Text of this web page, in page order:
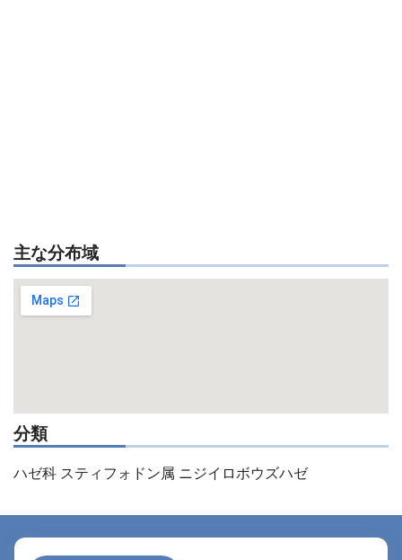
主な分布域
分類
ハゼ科 スティフォドン属 ニジイロボウズハゼ